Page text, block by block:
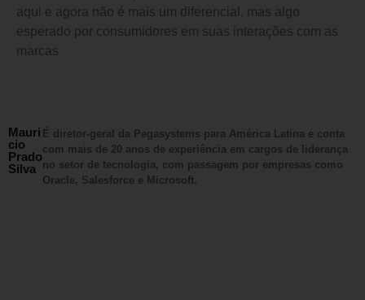
aqui e agora não é mais um diferencial, mas algo
esperado por consumidores em suas interações com as
marcas
Mauri
cio
Prado
Silva
É diretor-geral da Pegasystems para América Latina e conta
com mais de 20 anos de experiência em cargos de liderança
no setor de tecnologia, com passagem por empresas como
Oracle, Salesforce e Microsoft.